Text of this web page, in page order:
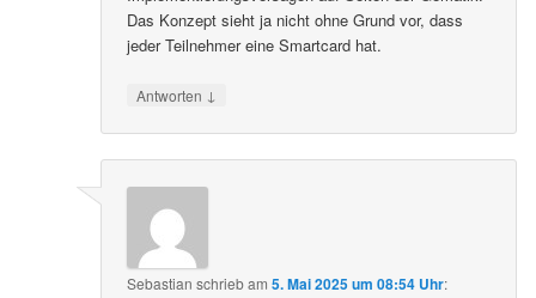
Das Konzept sieht ja nicht ohne Grund vor, dass
jeder Teilnehmer eine Smartcard hat.
Antworten ↓
Sebastian schriebam5. Mai 2025 um 08:54 Uhr: